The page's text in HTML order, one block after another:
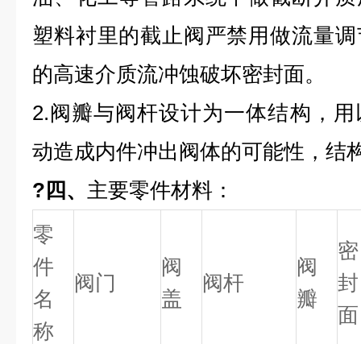
塑料衬里的截止阀严禁用做流量
的高速介质流冲蚀破坏密封面。
2.阀瓣与阀杆设计为一体结构，
动造成内件冲出阀体的可能性，结
?四、 主要零件材料：
零
件
名
称
阀门
阀
盖
阀杆
阀
瓣
密
封
面